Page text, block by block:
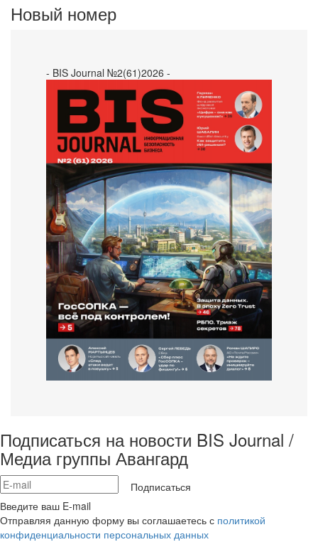
Новый номер
- BIS Journal №2(61)2026 -
Подписаться на новости BIS Journal /
Медиа группы Авангард
Подписаться
Введите ваш E-mail
Отправляя данную форму вы соглашаетесь с политикой
конфиденциальности персональных данных